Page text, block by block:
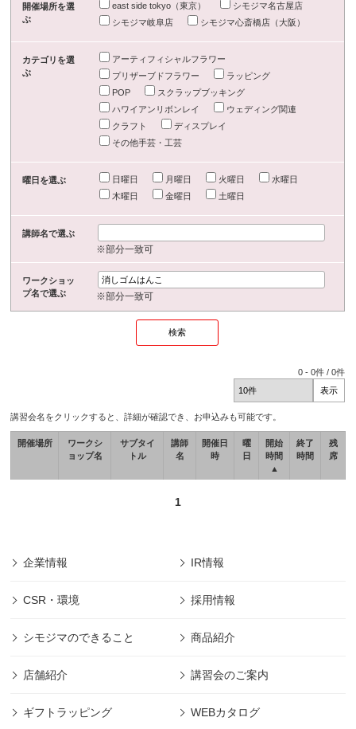
開催場所を選
ぶ
east side tokyo（東京）
シモジマ名古屋店
シモジマ岐阜店
シモジマ心斎橋店（大阪）
カテゴリを選
ぶ
アーティフィシャルフラワー
プリザーブドフラワー
ラッピング
POP
スクラップブッキング
ハワイアンリボンレイ
ウェディング関連
クラフト
ディスプレイ
その他手芸・工芸
曜日を選ぶ 日曜日 月曜日 火曜日
水曜日
木曜日
金曜日 土曜日
講師名で選ぶ
※部分一致可
ワークショッ
プ名で選ぶ
※部分一致可
0 -0件 /0件
講習会名をクリックすると、詳細が確認でき、お申込みも可能です。
開催場所
ワークシ
ョップ名
サブタイ
トル
講師
名
開催日
時
曜
日
開始
時間
▲
終了
時間
残
席
1
企業情報 IR情報
CSR・環境 採用情報
シモジマのできること 商品紹介
店舗紹介 講習会のご案内
ギフトラッピング WEBカタログ